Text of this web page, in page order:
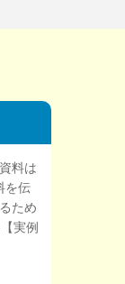
料は
を伝
ため
実例